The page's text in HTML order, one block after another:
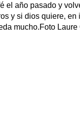
el año pasado y
y si dios quiere, en
mucho.Foto Laure